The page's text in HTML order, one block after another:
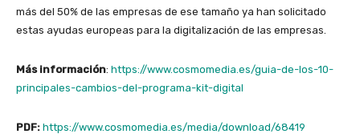
más del 50% de las empresas de ese tamaño ya han solicitado
estas ayudas europeas para la digitalización de las empresas.
Más información: https://www.cosmomedia.es/guia-de-los-10-
principales-cambios-del-programa-kit-digital
PDF: https://www.cosmomedia.es/media/download/68419